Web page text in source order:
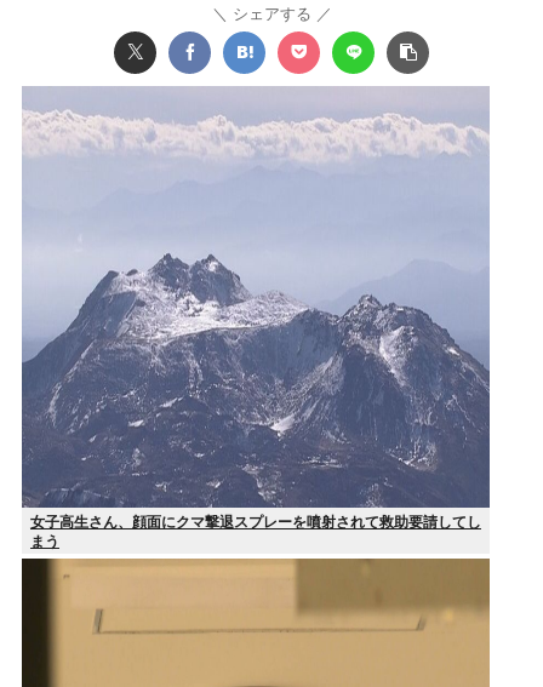
シェアする
女子高生さん、顔面にクマ撃退スプレーを噴射されて救助要請してし
まう